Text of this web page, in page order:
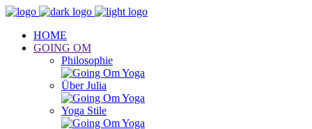
HOME
GOING OM
Philosophie
Über Julia
Yoga Stile